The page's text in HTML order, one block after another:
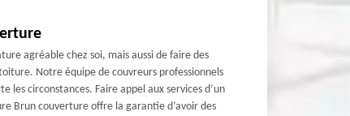
agréable chez soi, mais aussi de faire des
Notre équipe de couvreurs professionnels
les circonstances. Faire appel aux services d’un
Brun couverture offre la garantie d’avoir des